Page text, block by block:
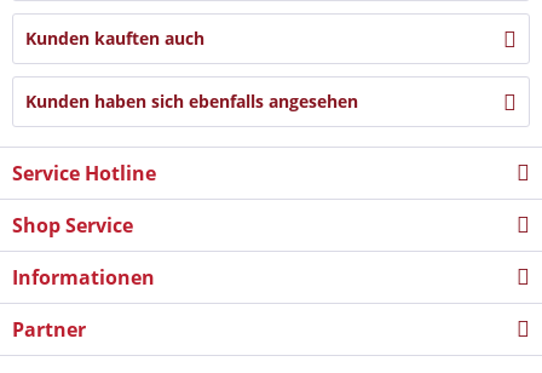
Kunden kauften auch
Kunden haben sich ebenfalls angesehen
Service Hotline
Shop Service
Informationen
Partner